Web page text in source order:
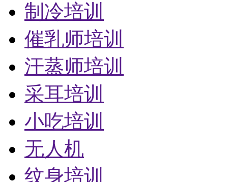
制冷培训
催乳师培训
汗蒸师培训
采耳培训
小吃培训
无人机
纹身培训